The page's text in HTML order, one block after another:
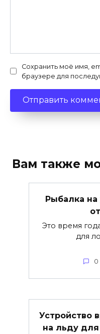
Сохранить моё имя,
браузере для
Вам также
Рыбалка на
Это время
для
0
Устройство
на льду